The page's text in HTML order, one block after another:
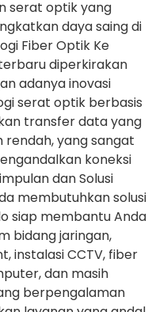
serat optik yang
daya saing di
Fiber Optik Ke
diperkirakan
adanya inovasi
serat optik berbasis
transfer data yang
yang sangat
koneksi
dan Solusi
membutuhkan solusi
siap membantu Anda
bidang jaringan,
instalasi CCTV, fiber
dan masih
berpengalaman